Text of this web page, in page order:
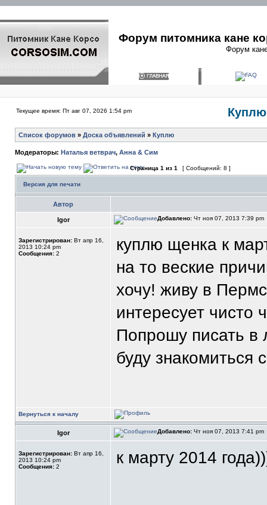
Форум питомника кане
Форум
Текущее время: Пт авг 07, 2026 1:54 pm Куплю
Список форумов » Доска объявлений » Куплю
Модераторы: Наталья ветврач, Анна & Сим
Страница 1 из 1 [ Сообщений: 8 ]
Версия для печати
Автор
Igor Добавлено: Чт ноя 07, 2013 7:39 pm
Зарегистрирован: Вт апр 16,
2013 10:24 pm
Сообщения: 2
куплю щенка к
на то веские
хочу! живу в
интересует чисто
Попрошу писать в
буду знакомиться
Вернуться к началу
Igor Добавлено: Чт ноя 07, 2013 7:41 pm
Зарегистрирован: Вт апр 16,
2013 10:24 pm
Сообщения: 2 к марту 2014